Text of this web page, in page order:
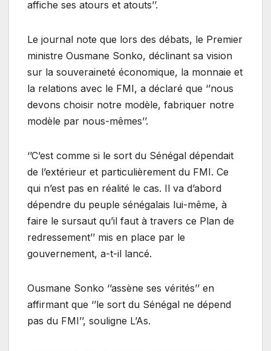
affiche ses atours et atouts’’.
Le journal note que lors des débats, le Premier
ministre Ousmane Sonko, déclinant sa vision
sur la souveraineté économique, la monnaie et
la relations avec le FMI, a déclaré que ‘’nous
devons choisir notre modèle, fabriquer notre
modèle par nous-mêmes’’.
‘’C’est comme si le sort du Sénégal dépendait
de l’extérieur et particulièrement du FMI. Ce
qui n’est pas en réalité le cas. Il va d’abord
dépendre du peuple sénégalais lui-même, à
faire le sursaut qu’il faut à travers ce Plan de
redressement’’ mis en place par le
gouvernement, a-t-il lancé.
Ousmane Sonko ‘’assène ses vérités’’ en
affirmant que ‘’le sort du Sénégal ne dépend
pas du FMI’’, souligne L’As.